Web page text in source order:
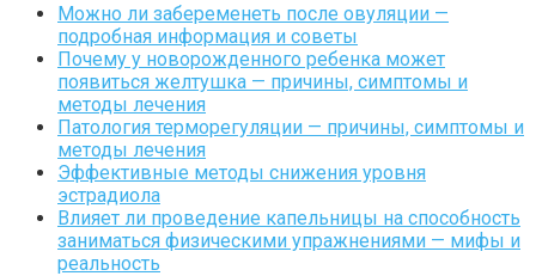
Можно ли забеременеть после овуляции —
подробная информация и советы
Почему у новорожденного ребенка может
появиться желтушка — причины, симптомы и
методы лечения
Патология терморегуляции — причины, симптомы и
методы лечения
Эффективные методы снижения уровня
эстрадиола
Влияет ли проведение капельницы на способность
заниматься физическими упражнениями — мифы и
реальность